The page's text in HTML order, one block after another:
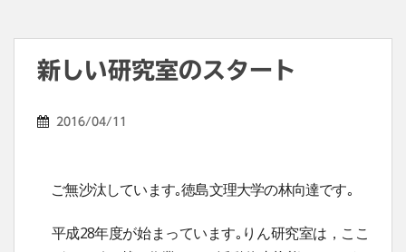
新しい研究室のスタート
2016/04/11
ご無沙汰しています｡徳島文理大学の林向達です｡
平成28年度が始まっています｡りん研究室は，ここ